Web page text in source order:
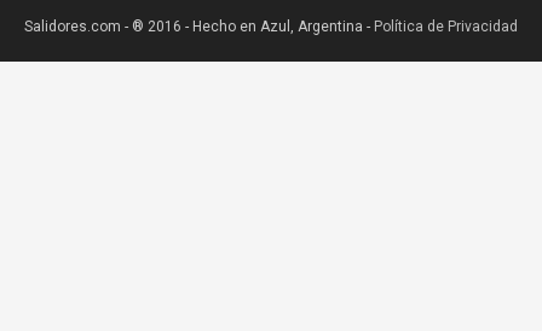
Salidores.com - ® 2016 - Hecho en Azul, Argentina - Política de Privacidad